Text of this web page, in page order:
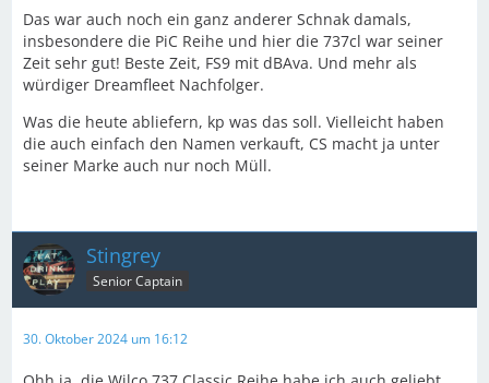
Das war auch noch ein ganz anderer Schnak damals,
insbesondere die PiC Reihe und hier die 737cl war seiner
Zeit sehr gut! Beste Zeit, FS9 mit dBAva. Und mehr als
würdiger Dreamfleet Nachfolger.
Was die heute abliefern, kp was das soll. Vielleicht haben
die auch einfach den Namen verkauft, CS macht ja unter
seiner Marke auch nur noch Müll.
Stingrey
Senior Captain
30. Oktober 2024 um 16:12